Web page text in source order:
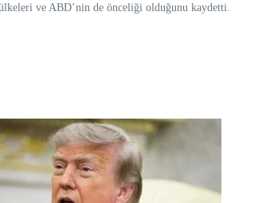
ve ABD’nin de önceliği olduğunu kaydetti.